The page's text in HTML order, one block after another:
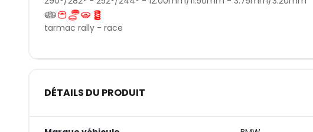
tarmac rally - race
DÉTAILS DU PRODUIT